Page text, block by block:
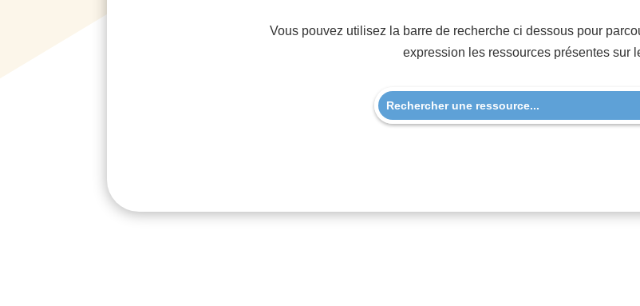
Vous pouvez utilisez la barre de recherche ci dessous pour
expression les ressources présentes sur